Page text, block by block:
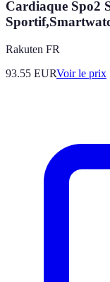
Cardiaque Spo2
Rakuten FR
93.55 EURVoir le prix